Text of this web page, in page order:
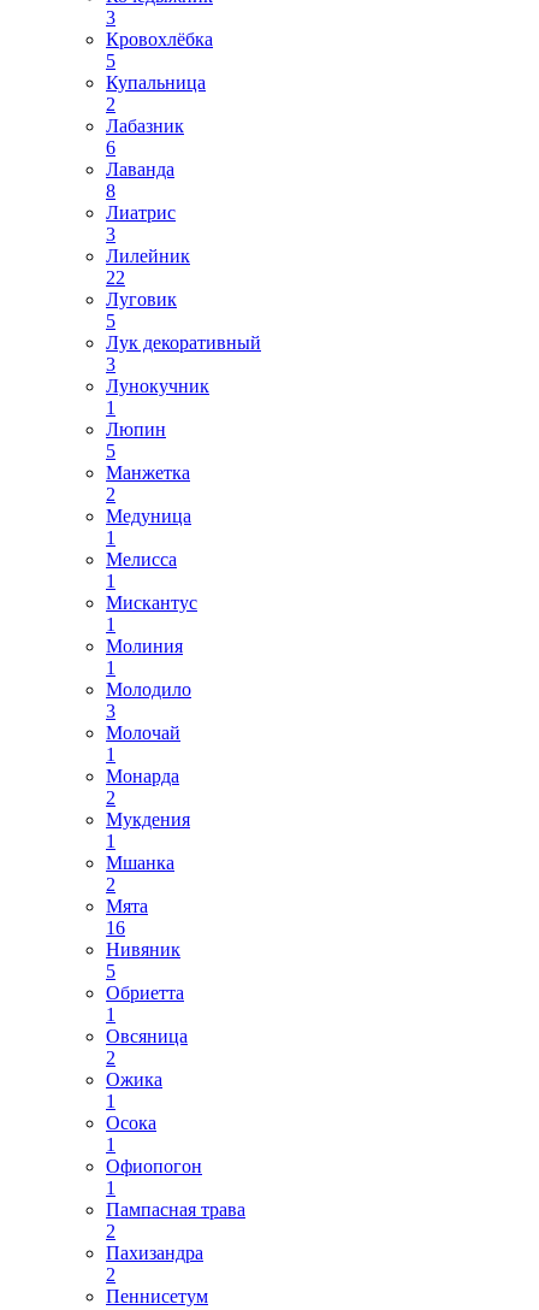
3
Кровохлёбка
5
Купальница
2
Лабазник
6
Лаванда
8
Лиатрис
3
Лилейник
22
Луговик
5
Лук декоративный
3
Лунокучник
1
Люпин
5
Манжетка
2
Медуница
1
Мелисса
1
Мискантус
1
Молиния
1
Молодило
3
Молочай
1
Монарда
2
Мукдения
1
Мшанка
2
Мята
16
Нивяник
5
Обриетта
1
Овсяница
2
Ожика
1
Осока
1
Офиопогон
1
Пампасная трава
2
Пахизандра
2
Пеннисетум